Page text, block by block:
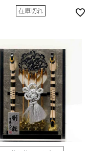
在庫切れ